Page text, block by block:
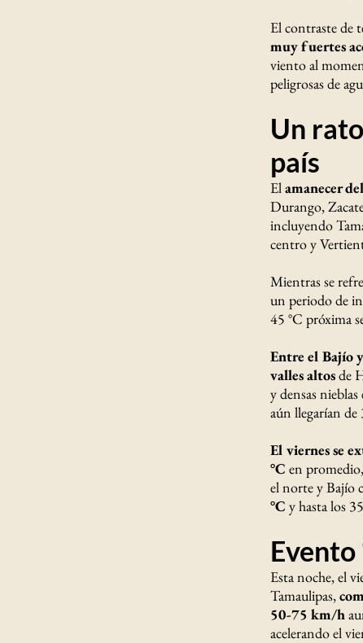
El contraste de
muy fuertes
viento al
peligrosas de
Un
país
Elamanecer
Durango,
incluyendo
centro y
Mientras se
un periodo de
45 °C próxima
Entre el Bajío
valles altosde
y densas
aún llegarían de
El viernes se
°C en
el norte y Bajío
°C y hasta los
Esta noche, el
Tamaulipas,
50-75 km/h
acelerando el